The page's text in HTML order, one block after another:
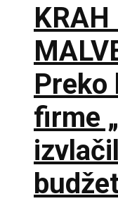
Preko
firme